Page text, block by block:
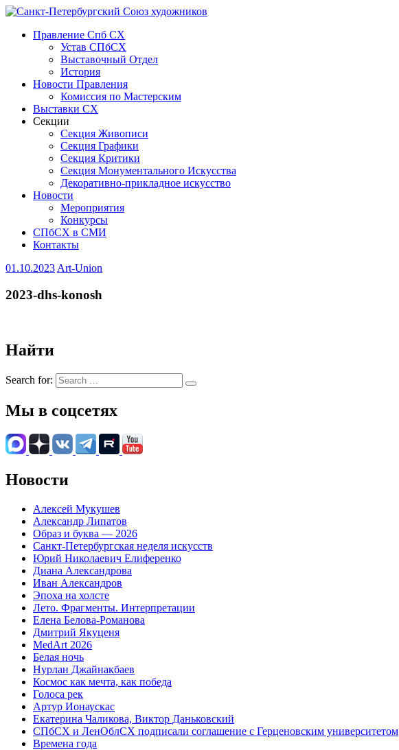
Правление Спб СХ
Устав СПбСХ
Выставочный Отдел
История
Новости Правления
Комиссия по Мастерским
Выставки СХ
Секции
Секция Живописи
Секция Графики
Секция Критики
Секция Монументального Искусства
Декоративно-прикладное искусство
Новости
Мероприятия
Конкурсы
СПбСХ в СМИ
Контакты
01.10.2023 Art-Union
2023-dhs-konosh
Найти
Search for:
Мы в соцсетях
Новости
Алексей Мукушев
Александр Липатов
Образ и буква — 2026
Санкт-Петербургская неделя искусств
Юрий Николаевич Елиференко
Диана Александрова
Иван Александров
Эпоха на холсте
Лето. Фрагменты. Интерпретации
Елена Белова-Романова
Дмитрий Якуценя
MedArt 2026
Белая ночь
Нурлан Джайнакбаев
Космос как мечта, как победа
Голоса рек
Артур Ионаускас
Екатерина Чаликова, Виктор Даньковский
СПбСХ и ЛенОблСХ подписали соглашение с Герценовским университетом
Времена года